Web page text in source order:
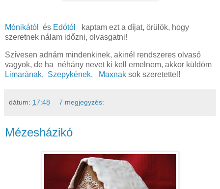
Mónikától és Edótól
kaptam ezt a díjat, örülök, hogy
szeretnek nálam időzni, olvasgatni!
Szívesen adnám mindenkinek, akinél rendszeres olvasó
vagyok, de ha néhány nevet ki kell emelnem, akkor küldöm
Limarának, Szepykének, Maxnak sok szeretettel!
dátum: 17:48 7 megjegyzés:
Mézesházikó